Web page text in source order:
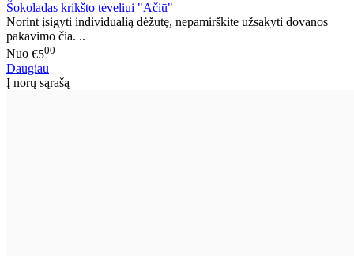
Šokoladas krikšto tėveliui "Ačiū"
Norint įsigyti individualią dėžutę, nepamirškite užsakyti dovanos
pakavimo čia. ..
Nuo €500
Daugiau
Į norų sąrašą